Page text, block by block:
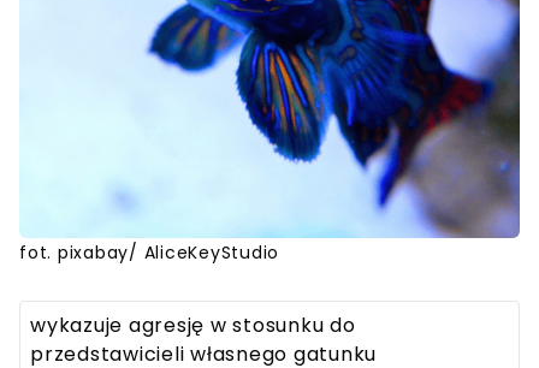
fot. pixabay/ AliceKeyStudio
wykazuje agresję w stosunku do
przedstawicieli własnego gatunku